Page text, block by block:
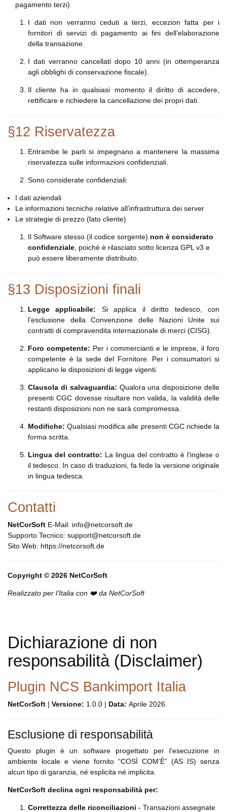
pagamento terzi)
I dati non verranno ceduti a terzi, eccezion fatta per i
fornitori di servizi di pagamento ai fini dell’elaborazione
della transazione.
I dati verranno cancellati dopo 10 anni (in ottemperanza
agli obblighi di conservazione fiscale).
Il cliente ha in qualsiasi momento il diritto di accedere,
rettificare e richiedere la cancellazione dei propri dati.
§12 Riservatezza
Entrambe le parti si impegnano a mantenere la massima
riservatezza sulle informazioni confidenziali.
Sono considerate confidenziali:
I dati aziendali
Le informazioni tecniche relative all’infrastruttura dei server
Le strategie di prezzo (lato cliente)
Il Software stesso (il codice sorgente) non è considerato
confidenziale, poiché è rilasciato sotto licenza GPL v3 e
può essere liberamente distribuito.
§13 Disposizioni finali
Legge applicabile: Si applica il diritto tedesco, con
l’esclusione della Convenzione delle Nazioni Unite sui
contratti di compravendita internazionale di merci (CISG).
Foro competente: Per i commercianti e le imprese, il foro
competente è la sede del Fornitore. Per i consumatori si
applicano le disposizioni di legge vigenti.
Clausola di salvaguardia: Qualora una disposizione delle
presenti CGC dovesse risultare non valida, la validità delle
restanti disposizioni non ne sarà compromessa.
Modifiche: Qualsiasi modifica alle presenti CGC richiede la
forma scritta.
Lingua del contratto: La lingua del contratto è l’inglese o
il tedesco. In caso di traduzioni, fa fede la versione originale
in lingua tedesca.
Contatti
NetCorSoft E-Mail: info@netcorsoft.de
Supporto Tecnico: support@netcorsoft.de
Sito Web: https://netcorsoft.de
Copyright © 2026 NetCorSoft
Realizzato per l’Italia con ❤️ da NetCorSoft
Dichiarazione di non
responsabilità (Disclaimer)
Plugin NCS Bankimport Italia
NetCorSoft | Versione: 1.0.0 | Data: Aprile 2026
Esclusione di responsabilità
Questo plugin è un software progettato per l’esecuzione in
ambiente locale e viene fornito “COSÌ COM’È” (AS IS) senza
alcun tipo di garanzia, né esplicita né implicita.
NetCorSoft declina ogni responsabilità per:
Correttezza delle riconciliazioni - Transazioni assegnate